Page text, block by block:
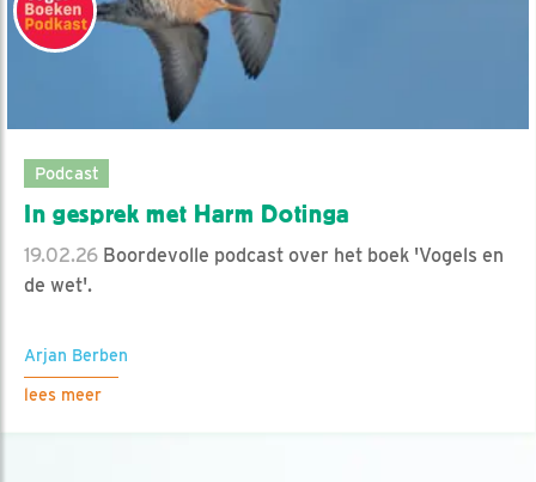
Podcast
In gesprek met Harm Dotinga
19.02.26 Boordevolle podcast over het boek 'Vogels en
de wet'.
Arjan Berben
lees meer